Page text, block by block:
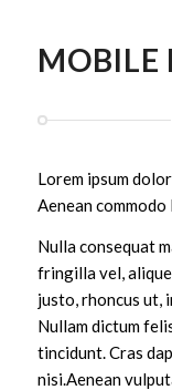
MOBILE
Lorem ipsum
Aenean
Nulla consequat
fringilla vel,
justo, rhoncus ut,
Nullam dictum
tincidunt. Cras
nisi.Aenean